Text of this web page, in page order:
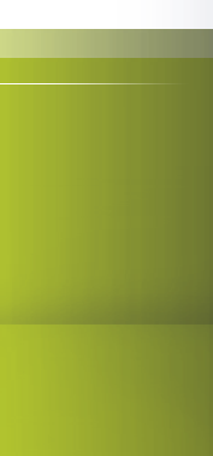
multiples talents
Deutschland